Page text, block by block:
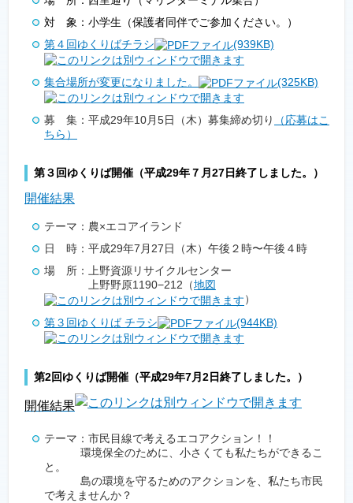
対 象：小学生（保護者同伴でご参加ください。）
第４回ゆくりばチラシ
(939KB)
集合場所が変更になりました。 (325KB)
募 集：平成29年10月5日（木）募集締め切り
（応募はこ
ちら）
第３回ゆくりば開催（平成29年７月27日終了しました。）
開催結果
テーマ：農×エコアイランド
日 時：平成29年7月27日（木）午後２時〜午後４時
場 所：上野資源リサイクルセンター
上野野原1190−212（地図
）
第３回ゆくりば チラシ
(944KB)
第2回ゆくりば開催（平成29年7月2日終了しました。）
開催結果
テーマ：市民目線で考えるエコアクション！！
環境保全のために、小さくても私たちができるこ
と。
島の環境を守るためのアクションを、私たち市民
で考えませんか？